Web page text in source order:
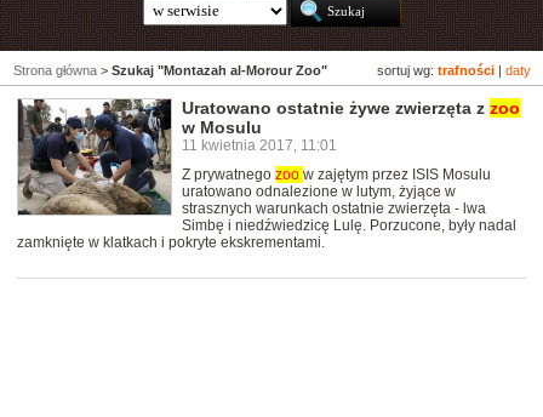
sortuj wg: trafności daty
Strona główna > Szukaj "Montazah al-Morour Zoo"
Uratowano ostatnie żywe zwierzęta z zoo
w Mosulu
11 kwietnia 2017, 11:01
Z prywatnego zoo w zajętym przez ISIS Mosulu
uratowano odnalezione w lutym, żyjące w
strasznych warunkach ostatnie zwierzęta - lwa
Simbę i niedźwiedzicę Lulę. Porzucone, były nadal
zamknięte w klatkach i pokryte ekskrementami.